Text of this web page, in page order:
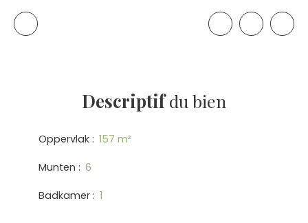
Descriptifdu bien
Oppervlak : 157 m²
Munten : 6
Badkamer : 1